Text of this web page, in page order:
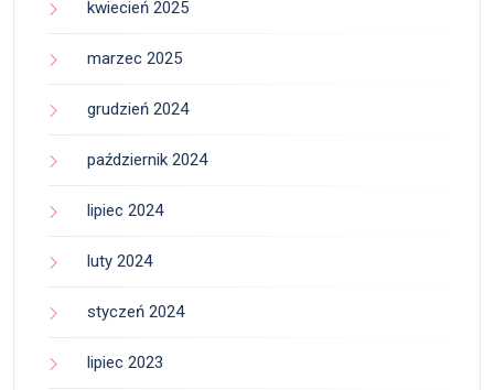
kwiecień 2025
marzec 2025
grudzień 2024
październik 2024
lipiec 2024
luty 2024
styczeń 2024
lipiec 2023